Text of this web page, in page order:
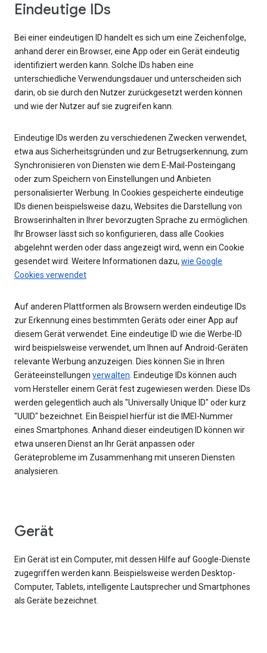
Eindeutige IDs
Bei einer eindeutigen ID handelt es sich um eine Zeichenfolge,
anhand derer ein Browser, eine App oder ein Gerät eindeutig
identifiziert werden kann. Solche IDs haben eine
unterschiedliche Verwendungsdauer und unterscheiden sich
darin, ob sie durch den Nutzer zurückgesetzt werden können
und wie der Nutzer auf sie zugreifen kann.
Eindeutige IDs werden zu verschiedenen Zwecken verwendet,
etwa aus Sicherheitsgründen und zur Betrugserkennung, zum
Synchronisieren von Diensten wie dem E-Mail-Posteingang
oder zum Speichern von Einstellungen und Anbieten
personalisierter Werbung. In Cookies gespeicherte eindeutige
IDs dienen beispielsweise dazu, Websites die Darstellung von
Browserinhalten in Ihrer bevorzugten Sprache zu ermöglichen.
Ihr Browser lässt sich so konfigurieren, dass alle Cookies
abgelehnt werden oder dass angezeigt wird, wenn ein Cookie
gesendet wird. Weitere Informationen dazu, wie Google
Cookies verwendet
Auf anderen Plattformen als Browsern werden eindeutige IDs
zur Erkennung eines bestimmten Geräts oder einer App auf
diesem Gerät verwendet. Eine eindeutige ID wie die Werbe-ID
wird beispielsweise verwendet, um Ihnen auf Android-Geräten
relevante Werbung anzuzeigen. Dies können Sie in Ihren
Geräteeinstellungen verwalten. Eindeutige IDs können auch
vom Hersteller einem Gerät fest zugewiesen werden. Diese IDs
werden gelegentlich auch als "Universally Unique ID" oder kurz
"UUID" bezeichnet. Ein Beispiel hierfür ist die IMEI-Nummer
eines Smartphones. Anhand dieser eindeutigen ID können wir
etwa unseren Dienst an Ihr Gerät anpassen oder
Geräteprobleme im Zusammenhang mit unseren Diensten
analysieren.
Gerät
Ein Gerät ist ein Computer, mit dessen Hilfe auf Google-Dienste
zugegriffen werden kann. Beispielsweise werden Desktop-
Computer, Tablets, intelligente Lautsprecher und Smartphones
als Geräte bezeichnet.